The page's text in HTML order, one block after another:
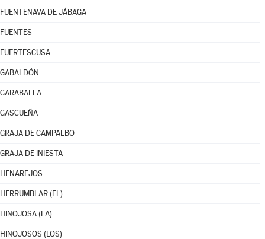
FUENTENAVA DE JÁBAGA
FUENTES
FUERTESCUSA
GABALDÓN
GARABALLA
GASCUEÑA
GRAJA DE CAMPALBO
GRAJA DE INIESTA
HENAREJOS
HERRUMBLAR (EL)
HINOJOSA (LA)
HINOJOSOS (LOS)